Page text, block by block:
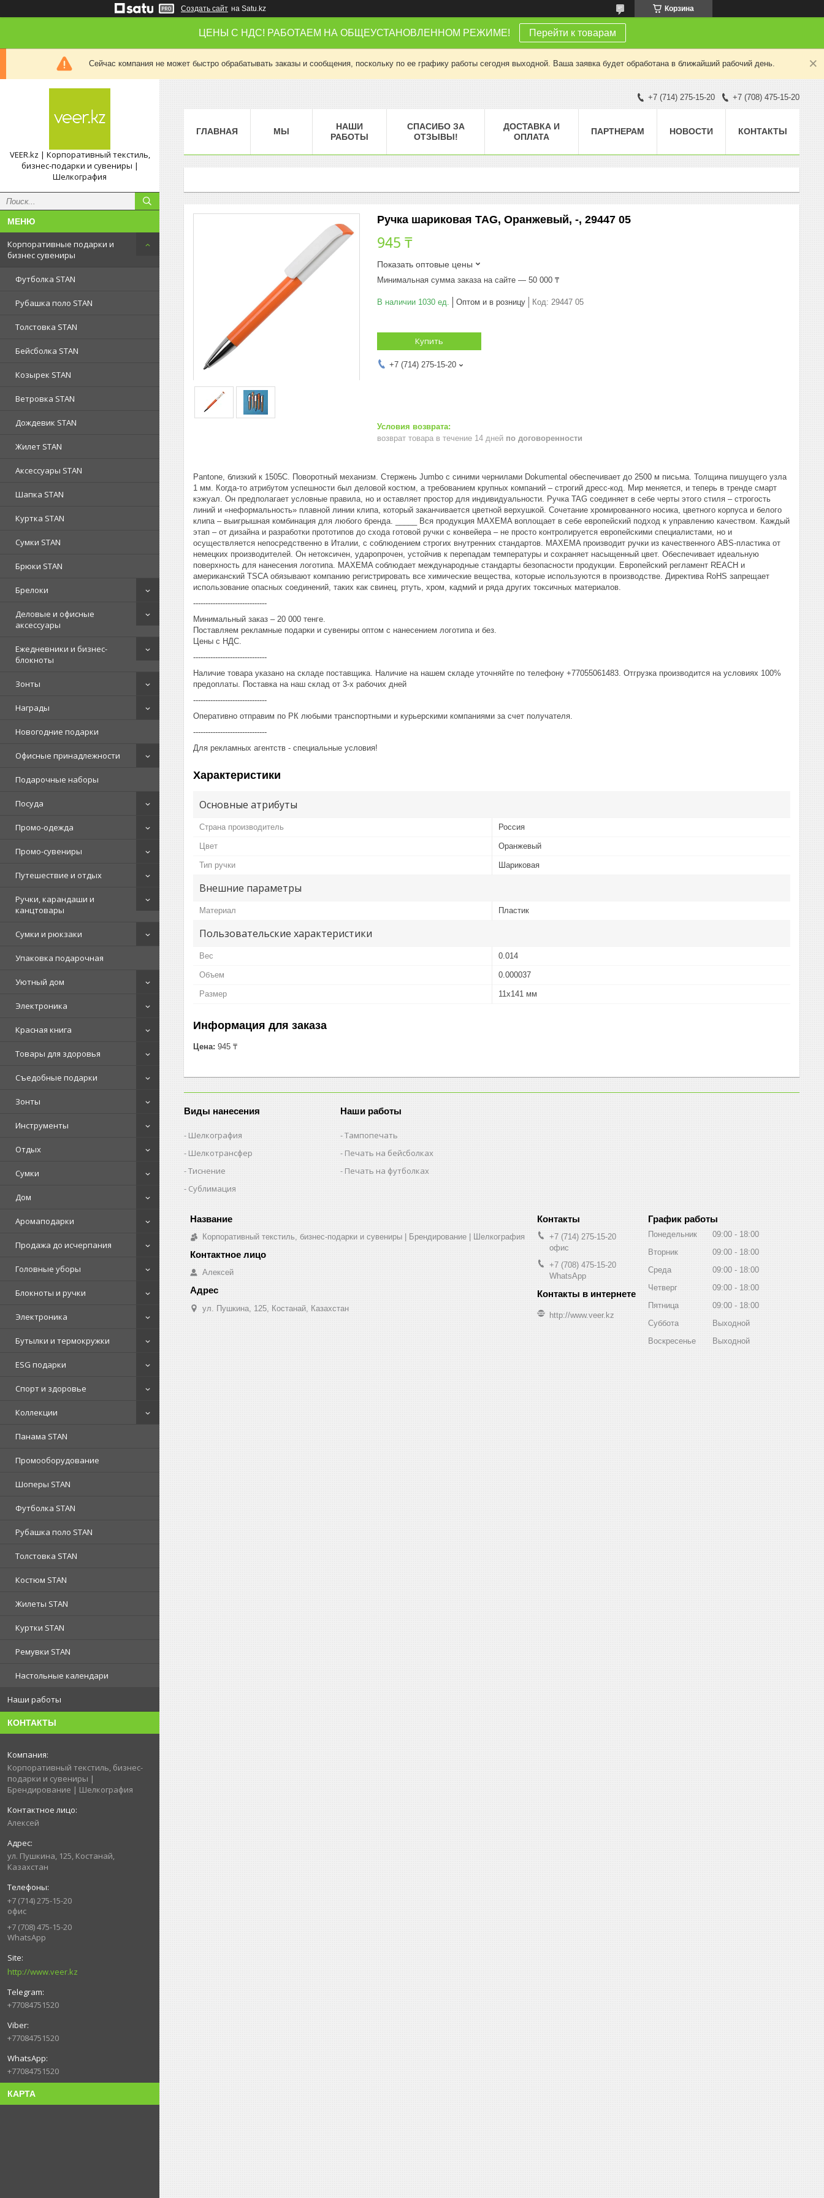
Создать сайт на Satu.kz Корзина
ЦЕНЫ С НДС! РАБОТАЕМ НА ОБЩЕУСТАНОВЛЕННОМ РЕЖИМЕ! Перейти к товарам
Сейчас компания не может быстро обрабатывать заказы и сообщения, поскольку по ее графику работы сегодня выходной. Ваша заявка будет обработана в ближайший рабочий день.
VEER.kz | Корпоративный текстиль,
бизнес-подарки и сувениры |
Шелкография
Корпоративные подарки и
бизнес сувениры
Футболка STAN
Рубашка поло STAN
Толстовка STAN
Бейсболка STAN
Козырек STAN
Ветровка STAN
Дождевик STAN
Жилет STAN
Аксессуары STAN
Шапка STAN
Куртка STAN
Сумки STAN
Брюки STAN
Брелоки
Деловые и офисные
аксессуары
Ежедневники и бизнес-
блокноты
Зонты
Награды
Новогодние подарки
Офисные принадлежности
Подарочные наборы
Посуда
Промо-одежда
Промо-сувениры
Путешествие и отдых
Ручки, карандаши и
канцтовары
Сумки и рюкзаки
Упаковка подарочная
Уютный дом
Электроника
Красная книга
Товары для здоровья
Съедобные подарки
Зонты
Инструменты
Отдых
Сумки
Дом
Аромаподарки
Продажа до исчерпания
Головные уборы
Блокноты и ручки
Электроника
Бутылки и термокружки
ESG подарки
Спорт и здоровье
Коллекции
Панама STAN
Промооборудование
Шоперы STAN
Футболка STAN
Рубашка поло STAN
Толстовка STAN
Костюм STAN
Жилеты STAN
Куртки STAN
Ремувки STAN
Настольные календари
Наши работы
КОНТАКТЫ
Корпоративный текстиль, бизнес-
подарки и сувениры |
Брендирование | Шелкография
Алексей
ул. Пушкина, 125, Костанай,
Казахстан
+7 (714) 275-15-20
офис
+7 (708) 475-15-20
WhatsApp
http://www.veer.kz
+77084751520
+77084751520
+77084751520
КАРТА
+7 (714) 275-15-20 +7 (708) 475-15-20
ГЛАВНАЯ МЫ
НАШИ
РАБОТЫ
СПАСИБО ЗА
ОТЗЫВЫ!
ДОСТАВКА И
ОПЛАТА
ПАРТНЕРАМ НОВОСТИ КОНТАКТЫ
Ручка шариковая TAG, Оранжевый, -, 29447 05
945 ₸
Показать оптовые цены
Минимальная сумма заказа на сайте — 50 000 ₸
В наличии 1030 ед. Оптом и в розницу Код: 29447 05
Купить
+7 (714) 275-15-20
возврат товара в течение 14 дней по договоренности
Pantone, близкий к 1505С. Поворотный механизм. Стержень Jumbo с синими чернилами Dokumental обеспечивает до 2500 м письма. Толщина пишущего узла
1 мм. Когда-то атрибутом успешности был деловой костюм, а требованием крупных компаний – строгий дресс-код. Мир меняется, и теперь в тренде смарт
кэжуал. Он предполагает условные правила, но и оставляет простор для индивидуальности. Ручка TAG соединяет в себе черты этого стиля – строгость
линий и «неформальность» плавной линии клипа, который заканчивается цветной верхушкой. Сочетание хромированного носика, цветного корпуса и белого
клипа – выигрышная комбинация для любого бренда. _____ Вся продукция MAXEMA воплощает в себе европейский подход к управлению качеством. Каждый
этап – от дизайна и разработки прототипов до схода готовой ручки с конвейера – не просто контролируется европейскими специалистами, но и
осуществляется непосредственно в Италии, с соблюдением строгих внутренних стандартов. MAXEMA производит ручки из качественного ABS-пластика от
немецких производителей. Он нетоксичен, ударопрочен, устойчив к перепадам температуры и сохраняет насыщенный цвет. Обеспечивает идеальную
поверхность для нанесения логотипа. MAXEMA соблюдает международные стандарты безопасности продукции. Европейский регламент REACH и
американский TSCA обязывают компанию регистрировать все химические вещества, которые используются в производстве. Директива RoHS запрещает
использование опасных соединений, таких как свинец, ртуть, хром, кадмий и ряда других токсичных материалов.
------------------------------
Минимальный заказ – 20 000 тенге.
Поставляем рекламные подарки и сувениры оптом с нанесением логотипа и без.
Цены с НДС.
------------------------------
Наличие товара указано на складе поставщика. Наличие на нашем складе уточняйте по телефону +77055061483. Отгрузка производится на условиях 100%
предоплаты. Поставка на наш склад от 3-x рабочих дней
------------------------------
Оперативно отправим по РК любыми транспортными и курьерскими компаниями за счет получателя.
------------------------------
Для рекламных агентств - специальные условия!
Характеристики
Основные атрибуты
Страна производитель Россия
Цвет Оранжевый
Тип ручки Шариковая
Внешние параметры
Материал Пластик
Пользовательские характеристики
Вес 0.014
Объем 0.000037
Размер 11х141 мм
Информация для заказа
Цена: 945 ₸
Виды нанесения
Шелкография
Шелкотрансфер
Тиснение
Сублимация
Наши работы
Тампопечать
Печать на бейсболках
Печать на футболках
Корпоративный текстиль, бизнес-подарки и сувениры | Брендирование | Шелкография
Алексей
ул. Пушкина, 125, Костанай, Казахстан
+7 (714) 275-15-20
офис
+7 (708) 475-15-20
WhatsApp
http://www.veer.kz
График работы
Понедельник 09:00
18:00
Вторник
09:00
18:00
Среда
09:00
18:00
Четверг
09:00
18:00
Пятница
09:00
18:00
Суббота
Выходной
Воскресенье
Выходной